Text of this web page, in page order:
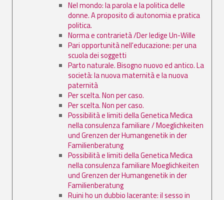
Nel mondo: la parola e la politica delle
donne. A proposito di autonomia e pratica
politica.
Norma e contrarietà /Der ledige Un-Wille
Pari opportunità nell'educazione: per una
scuola dei soggetti
Parto naturale. Bisogno nuovo ed antico. La
società: la nuova maternità e la nuova
paternità
Per scelta. Non per caso.
Per scelta. Non per caso.
Possibilità e limiti della Genetica Medica
nella consulenza familiare / Moeglichkeiten
und Grenzen der Humangenetik in der
Familienberatung
Possibilità e limiti della Genetica Medica
nella consulenza familiare Moeglichkeiten
und Grenzen der Humangenetik in der
Familienberatung
Ruini ho un dubbio lacerante: il sesso in